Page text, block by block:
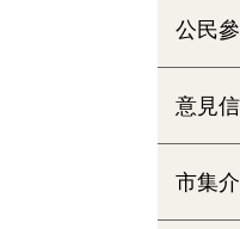
公民
意見
市集